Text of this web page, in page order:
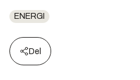
ENERGI
Del